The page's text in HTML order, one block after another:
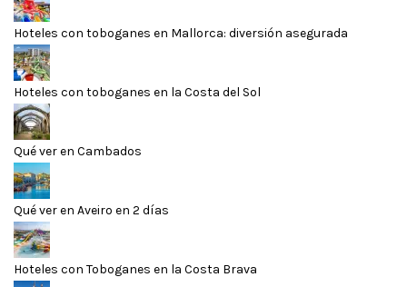
Hoteles con toboganes en Mallorca: diversión asegurada
Hoteles con toboganes en la Costa del Sol
Qué ver en Cambados
Qué ver en Aveiro en 2 días
Hoteles con Toboganes en la Costa Brava